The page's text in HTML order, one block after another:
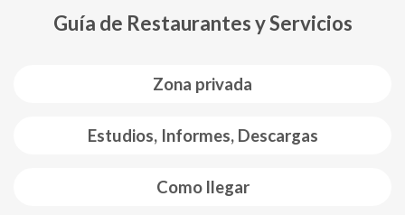
Zona privada
Estudios, Informes, Descargas
Como llegar
Guía de Restaurantes y Servicios